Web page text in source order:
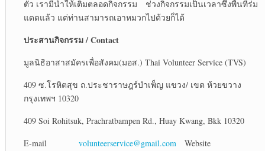
ตัว เรามีน้ำให้เติมตลอดกิจกรรม ช่วงกิจกรรมเป็นเวลาซึ่งพื้นที่ร่ม
แดดแล้ว แต่ท่านสามารถเอาหมวกไปด้วยก็ได้
ประสานกิจกรรม/ Contact
มูลนิธิอาสาสมัครเพื่อสังคม(มอส.) Thai Volunteer Service (TVS)
409 ซ.โรหิตสุข ถ.ประชาราษฎร์บำเพ็ญ แขวง/ เขต ห้วยขวาง
กรุงเทพฯ 10320
409 Soi Rohitsuk, Prachratbampen Rd., Huay Kwang, Bkk 10320
E-mail volunteerservice@gmail.com Website